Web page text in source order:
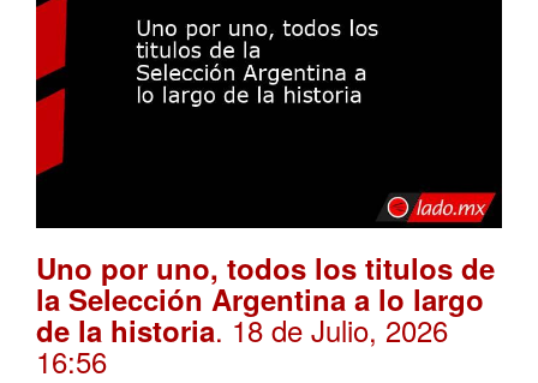
Uno por uno, todos los titulos de
la Selección Argentina a lo largo
de la historia. 18 de Julio, 2026
16:56